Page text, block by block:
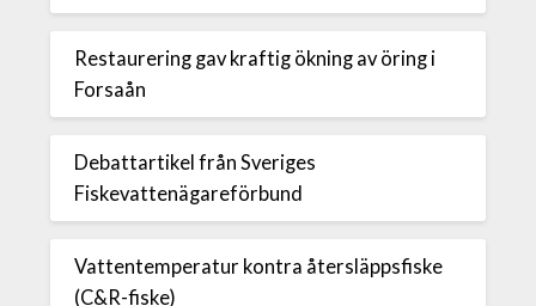
Restaurering gav kraftig ökning av öring i
Forsaån
Debattartikel från Sveriges
Fiskevattenägareförbund
Vattentemperatur kontra återsläppsfiske
(C&R-fiske)